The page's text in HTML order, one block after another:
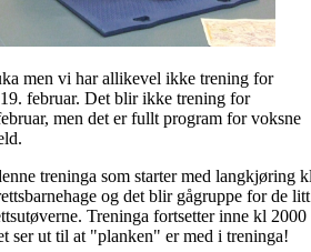
men vi har allikevel ikke trening for
februar. Det blir ikke trening for
men det er fullt program for voksne
treninga som starter med langkjøring
og det blir gågruppe for de litt
Treninga fortsetter inne kl 2000
ser ut til at "planken" er med i treninga!